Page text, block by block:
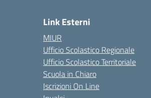
Link Esterni
MIUR
Ufficio Scolastico Regionale
Ufficio Scolastico Territoriale
Scuola in Chiaro
Iscrizioni On Line